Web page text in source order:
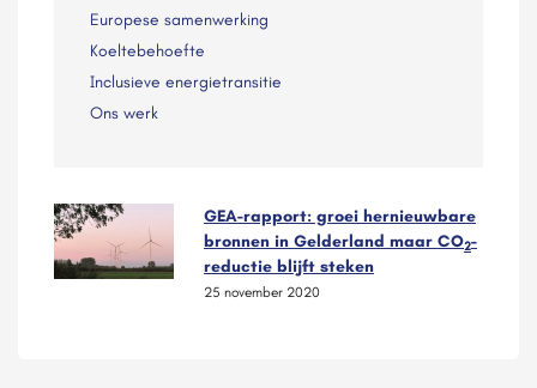
Europese samenwerking
Koeltebehoefte
Inclusieve energietransitie
Ons werk
GEA-rapport: groei hernieuwbare
bronnen in Gelderland maar CO2-
reductie blijft steken
25 november 2020